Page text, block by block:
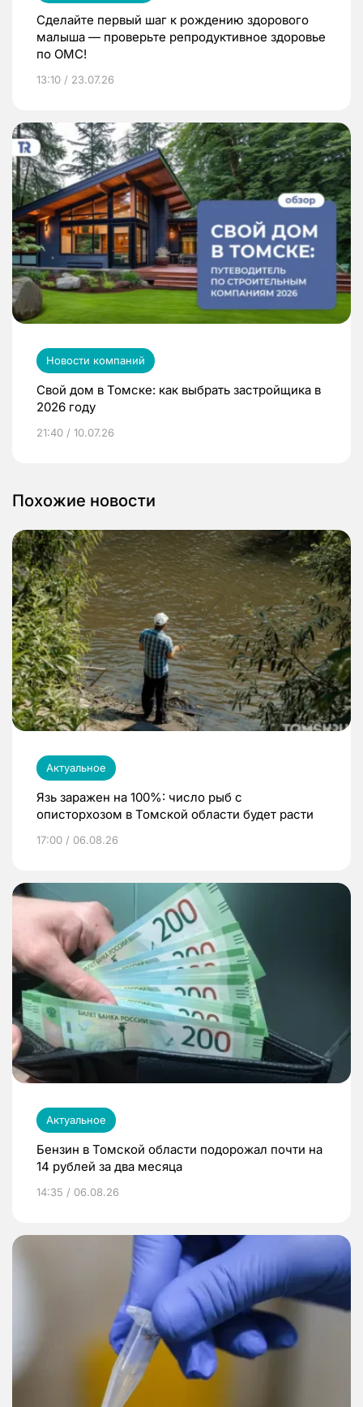
Сделайте первый шаг к рождению здорового
малыша — проверьте репродуктивное здоровье
по ОМС!
13:10 / 23.07.26
Новости компаний
Свой дом в Томске: как выбрать застройщика в
2026 году
21:40 / 10.07.26
Похожие новости
Актуальное
Язь заражен на 100%: число рыб с
описторхозом в Томской области будет расти
17:00 / 06.08.26
Актуальное
Бензин в Томской области подорожал почти на
14 рублей за два месяца
14:35 / 06.08.26